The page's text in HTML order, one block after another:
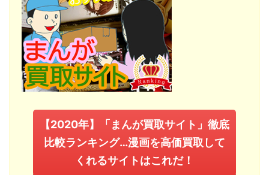
【2020年】「まんが買取サイト」徹底
比較ランキング…漫画を高価買取して
くれるサイトはこれだ！